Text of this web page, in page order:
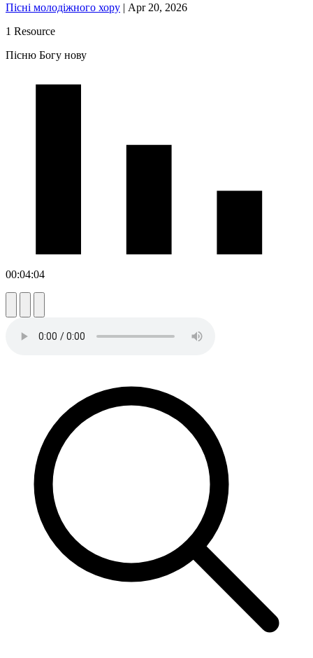
Пісні молодіжного хору | Apr 20, 2026
1 Resource
Пісню Богу нову
00:04:04